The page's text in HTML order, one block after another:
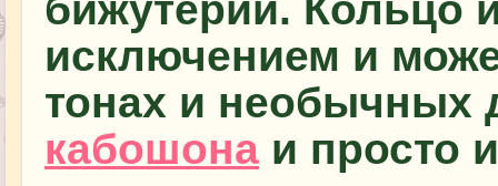
исключением и
тонах и необычных
кабошонаи просто